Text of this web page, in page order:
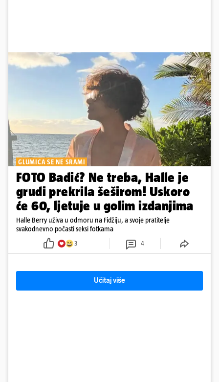
GLUMICA SE NE SRAMI
FOTO Badić? Ne treba, Halle je
grudi prekrila šeširom! Uskoro
će 60, ljetuje u golim izdanjima
Halle Berry uživa u odmoru na Fidžiju, a svoje pratitelje
svakodnevno počasti seksi fotkama
3 4
Učitaj više